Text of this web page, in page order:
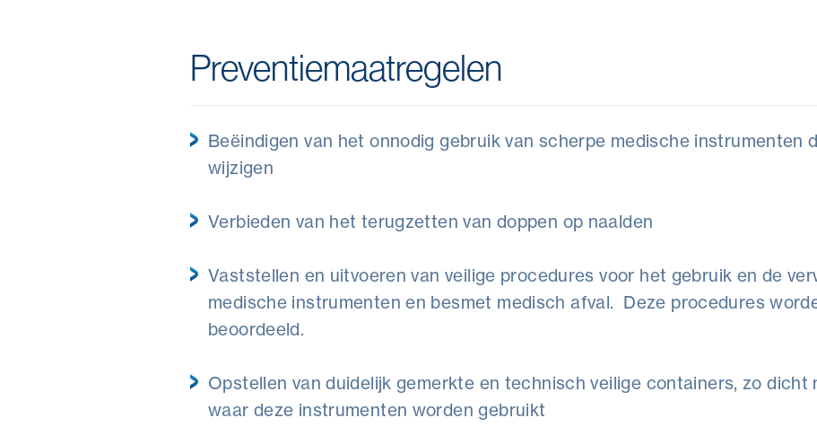
Preventiemaatregelen
Beëindigen van het onnodig gebruik van scherpe medische instrumenten
wijzigen
Verbieden van het terugzetten van doppen op naalden
Vaststellen en uitvoeren van veilige procedures voor het gebruik en de
medische instrumenten en besmet medisch afval. Deze procedures
beoordeeld.
Opstellen van duidelijk gemerkte en technisch veilige containers, zo dicht
waar deze instrumenten worden gebruikt